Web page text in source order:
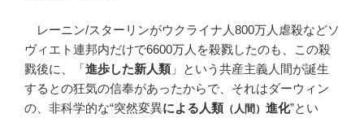
レーニン/スターリンがウクライナ人800万人虐殺などソ
ヴィエト連邦内だけで6600万人を殺戮したのも、この殺
戮後に、「進歩した新人類 」という共産主義人間が誕生
するとの狂気の信奉があったからで、それはダーウィン
の、非科学的な“突然変異による人類 （人間） 進化”とい